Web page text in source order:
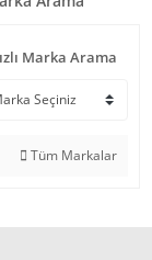
Marka Arama
Tüm Markalar